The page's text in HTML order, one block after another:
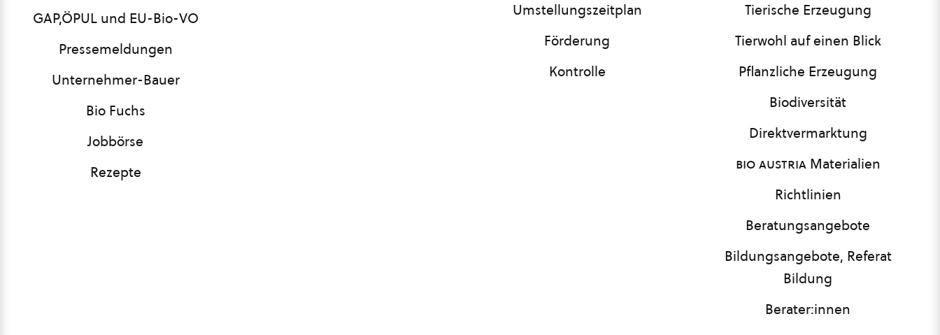
GAP,ÖPUL und EU-Bio-VO
Pressemeldungen
Unternehmer-Bauer
Bio Fuchs
Jobbörse
Rezepte
Umstellungszeitplan
Förderung
Kontrolle
Tierische Erzeugung
Tierwohl auf einen Blick
Pflanzliche Erzeugung
Biodiversität
Direktvermarktung
bio austriaMaterialien
Richtlinien
Beratungsangebote
Bildungsangebote, Referat
Bildung
Berater:innen